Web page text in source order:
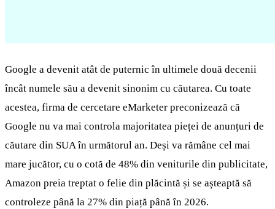
Google a devenit atât de puternic în ultimele două decenii
încât numele său a devenit sinonim cu căutarea. Cu toate
acestea, firma de cercetare eMarketer preconizează că
Google nu va mai controla majoritatea pieței de anunțuri de
căutare din SUA în următorul an. Deși va rămâne cel mai
mare jucător, cu o cotă de 48% din veniturile din publicitate,
Amazon preia treptat o felie din plăcintă și se așteaptă să
controleze până la 27% din piață până în 2026.